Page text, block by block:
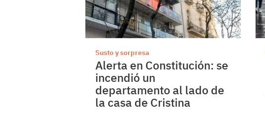
Susto y sorpresa
Alerta en Constitución: se
incendió un
departamento al lado de
la casa de Cristina